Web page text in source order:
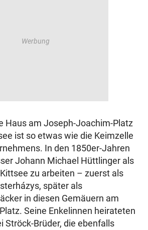
Haus am Joseph-Joachim-Platz
ist so etwas wie die Keimzelle
In den 1850er-Jahren
Johann Michael Hüttlinger als
zu arbeiten – zuerst als
später als
in diesen Gemäuern am
Seine Enkelinnen heirateten
Ströck-Brüder, die ebenfalls